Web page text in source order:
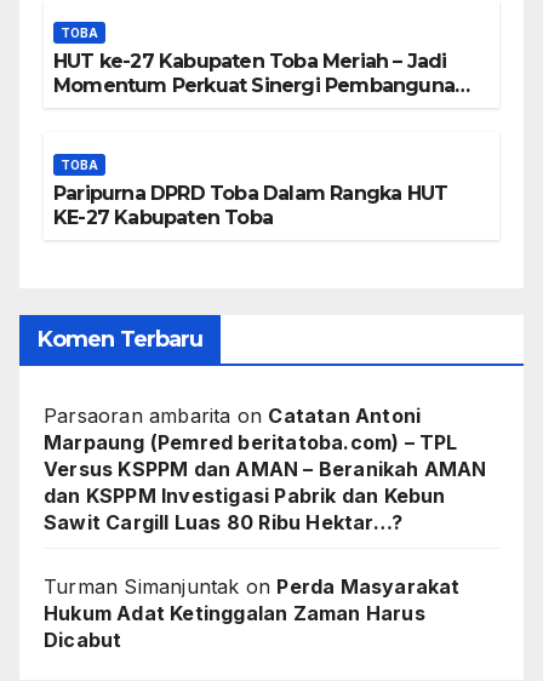
TOBA
HUT ke-27 Kabupaten Toba Meriah – Jadi
Momentum Perkuat Sinergi Pembangunan
TOBA
Paripurna DPRD Toba Dalam Rangka HUT
KE-27 Kabupaten Toba
Komen Terbaru
Parsaoran ambarita on Catatan Antoni
Marpaung (Pemred beritatoba.com) – TPL
Versus KSPPM dan AMAN – Beranikah AMAN
dan KSPPM Investigasi Pabrik dan Kebun
Sawit Cargill Luas 80 Ribu Hektar…?
Turman Simanjuntak on Perda Masyarakat
Hukum Adat Ketinggalan Zaman Harus
Dicabut